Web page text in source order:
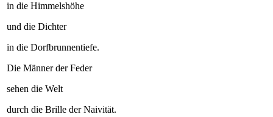
in die Himmelshöhe
und die Dichter
in die Dorfbrunnentiefe.
Die Männer der Feder
sehen die Welt
durch die Brille der Naivität.